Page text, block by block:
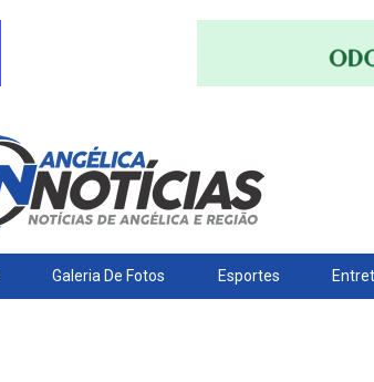
Galeria De Fotos Esportes